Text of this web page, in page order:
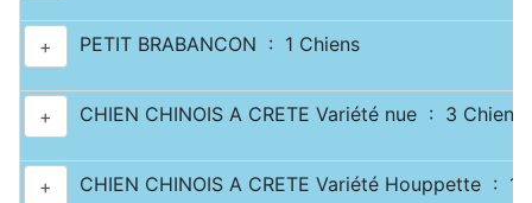
+ PETIT BRABANCON : 1 Chiens
+ CHIEN CHINOIS A CRETE Variété nue : 3 Chiens
+ CHIEN CHINOIS A CRETE Variété Houppette : 1